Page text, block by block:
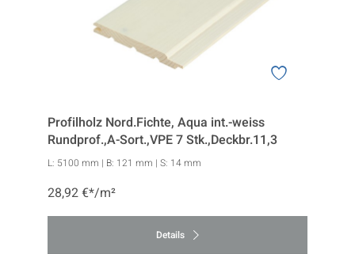
Profilholz Nord.Fichte, Aqua int.-weiss
Rundprof.,A-Sort.,VPE 7 Stk.,Deckbr.11,3
L: 5100 mm | B: 121 mm | S: 14 mm
28,92 €*/m²
Details